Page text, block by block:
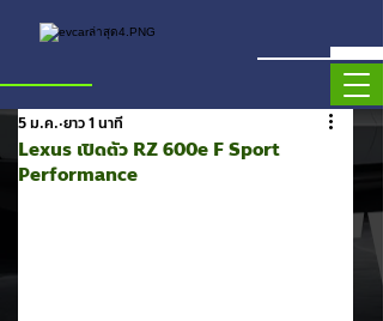
Lexus เปิดตัว RZ 600e F Sport
Performance
5 ม.ค. ยาว 1 นาที